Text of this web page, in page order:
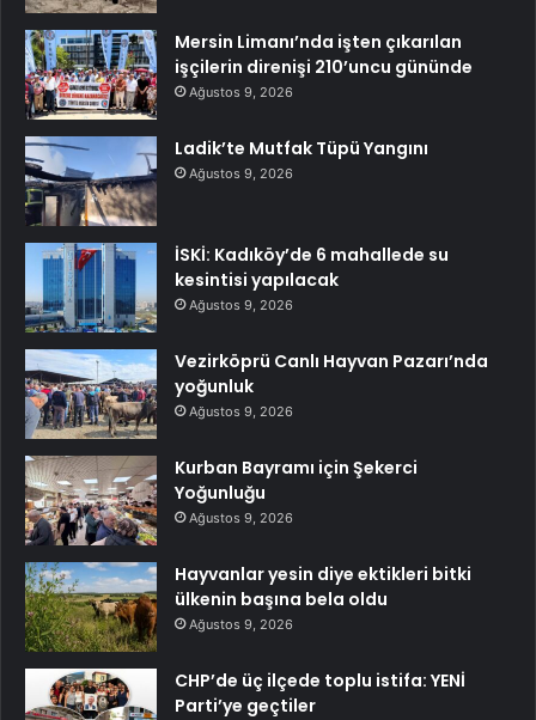
Mersin Limanı’nda işten çıkarılan
işçilerin direnişi 210’uncu gününde
Ağustos 9, 2026
Ladik’te Mutfak Tüpü Yangını
Ağustos 9, 2026
İSKİ: Kadıköy’de 6 mahallede su
kesintisi yapılacak
Ağustos 9, 2026
Vezirköprü Canlı Hayvan Pazarı’nda
yoğunluk
Ağustos 9, 2026
Kurban Bayramı için Şekerci
Yoğunluğu
Ağustos 9, 2026
Hayvanlar yesin diye ektikleri bitki
ülkenin başına bela oldu
Ağustos 9, 2026
CHP’de üç ilçede toplu istifa: YENİ
Parti’ye geçtiler